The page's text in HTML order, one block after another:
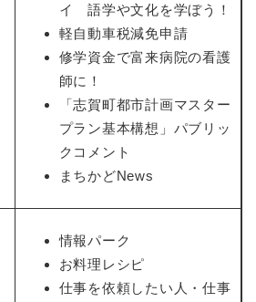
イ 語学や文化を学ぼう！
軽自動車税減免申請
修学資金で富来病院の看護
師に！
「志賀町都市計画マスター
プラン基本構想」パブリッ
クコメント
まちかどNews
情報パーク
お料理レシピ
仕事を依頼したい人・仕事